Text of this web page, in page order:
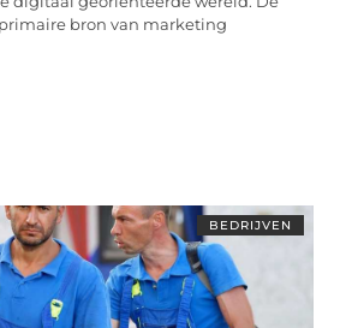
bron van marketing
BEDRIJVEN